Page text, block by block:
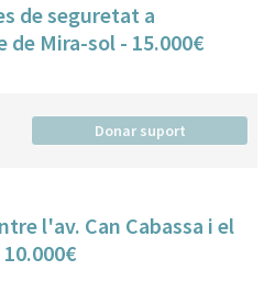
de seguretat a
Mira-sol - 15.000€
Donar suport
l'av. Can Cabassa i el